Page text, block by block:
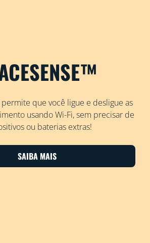
que você ligue e desligue as
usando Wi-Fi, sem precisar de
ou baterias extras!
SAIBA MAIS